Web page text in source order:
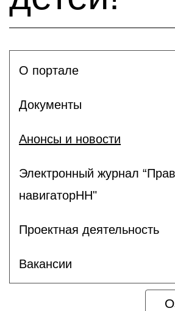
О портале
Документы
Анонсы и новости
Электронный журнал
навигаторНН"
Проектная деятельность
Вакансии